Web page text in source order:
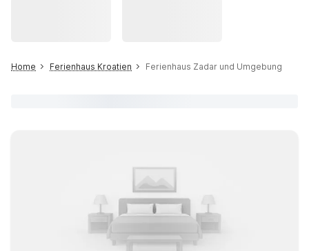
Home Ferienhaus Kroatien Ferienhaus Zadar und Umgebung